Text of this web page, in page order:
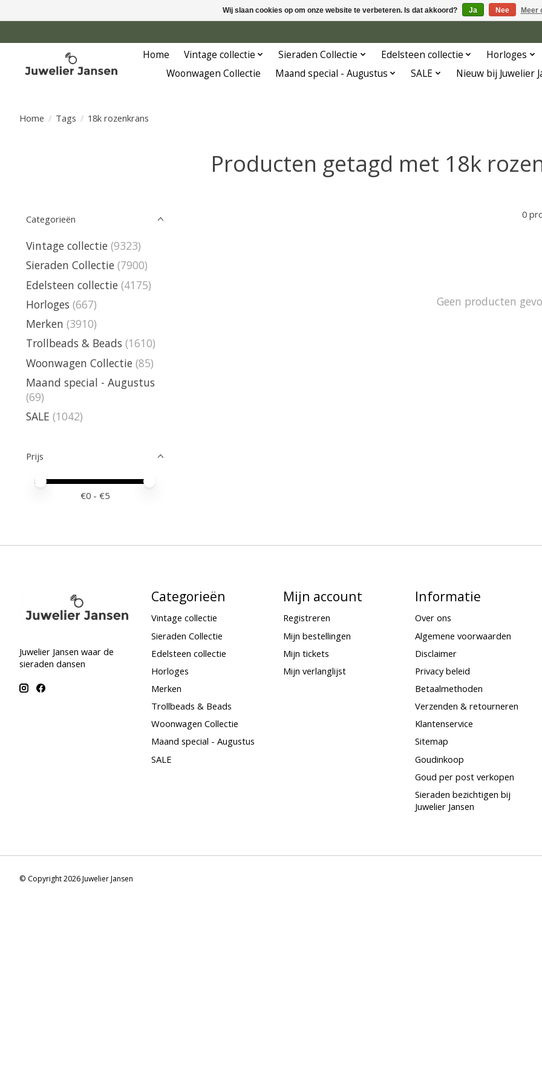
Home Vintage collectie Sieraden Collectie Edelsteen collectie Horloges
Woonwagen Collectie
Maand special - Augustus SALE Nieuw bij Juwelier
Home / Tags / 18k rozenkrans
Producten getagd met 18k
Categorieën
Vintage collectie (9323)
Sieraden Collectie (7900)
Edelsteen collectie (4175)
Horloges (667)
Merken (3910)
Trollbeads & Beads (1610)
Woonwagen Collectie (85)
Maand special - Augustus
(69)
SALE (1042)
Prijs
Minimale prijswaarde
Price maximum value
€0 - €5
0
Geen producten
Juwelier Jansen waar de
sieraden dansen
Categorieën
Vintage collectie
Sieraden Collectie
Edelsteen collectie
Horloges
Merken
Trollbeads & Beads
Woonwagen Collectie
Maand special - Augustus
SALE
Mijn account
Registreren
Mijn bestellingen
Mijn tickets
Mijn verlanglijst
Informatie
Over ons
Algemene voorwaarden
Disclaimer
Privacy beleid
Betaalmethoden
Verzenden & retourneren
Klantenservice
Sitemap
Goudinkoop
Goud per post verkopen
Sieraden bezichtigen bij
Juwelier Jansen
© Copyright 2026 Juwelier Jansen
Wij slaan cookies op om onze website te verbeteren. Is dat akkoord? Ja Nee Meer